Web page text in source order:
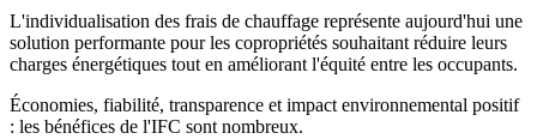
L'individualisation des frais de chauffage représente aujourd'hui une
solution performante pour les copropriétés souhaitant réduire leurs
charges énergétiques tout en améliorant l'équité entre les occupants.
Économies, fiabilité, transparence et impact environnemental positif
: les bénéfices de l'IFC sont nombreux.